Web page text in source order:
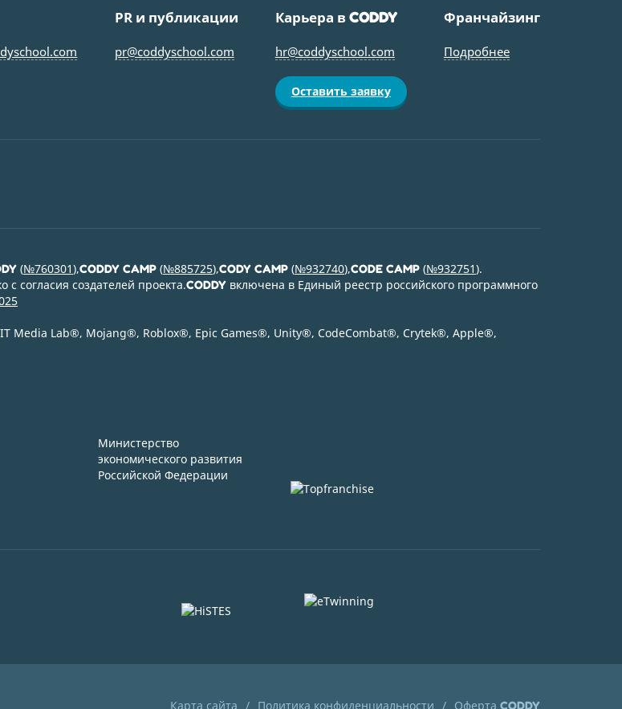
PR и публикации
pr@coddyschool.com
Карьера вCODDY
hr@coddyschool.com
Оставить заявку
Франчайзинг
Подробнее
(№760301),CODDY CAMP (№885725),CODY CAMP (№932740),CODE CAMP (№932751).
согласия создателей проекта.CODDY включена в Единый реестр российского программного
Media Lab®, Mojang®, Roblox®, Epic Games®, Unity®, CodeСombat®, Crytek®, Apple®,
Министерство
экономического развития
Российской Федерации
Карта сайта Политика конфиденциальности Оферта CODDY